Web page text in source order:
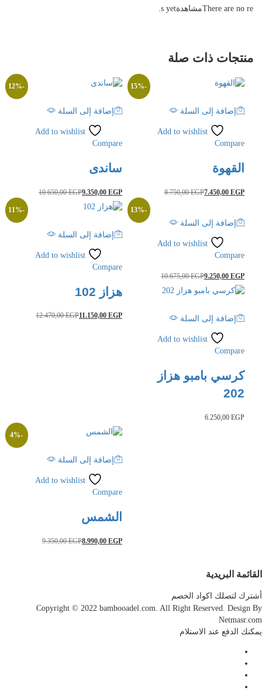
There are no reمشاهدةs yet.
منتجات ذات صلة
12%
إضافة إلى السلة
Add to wishlist
Compare
ساندى
9.350,00EGP
10.650,00EGP
15%
إضافة إلى السلة
Add to wishlist
Compare
القهوة
7.450,00EGP
8.750,00EGP
11%
إضافة إلى السلة
Add to wishlist
Compare
هزاز 102
11.150,00EGP
12.470,00EGP
13%
إضافة إلى السلة
Add to wishlist
Compare
9.250,00EGP
10.675,00EGP
إضافة إلى السلة
Add to wishlist
Compare
كرسي بامبو هزاز
202
6.250,00EGP
4%
إضافة إلى السلة
Add to wishlist
Compare
الشمس
8.990,00EGP
9.350,00EGP
البريدية
لتصلك اكواد الخصم
Copyright © 2022 bambooadel.com. All Right Reserved. Design
الدفع عند الاستلام